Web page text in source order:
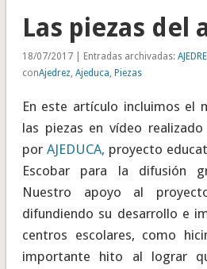
Las piezas del
18/07/2017 | Entradas archivadas:
conAjedrez, Ajeduca, Piezas
En este artículo incluimos el
las piezas en vídeo
por AJEDUCA, proyecto
Escobar para la difusión
Nuestro apoyo al
difundiendo su desarrollo e
centros escolares, como
importante hito al lograr